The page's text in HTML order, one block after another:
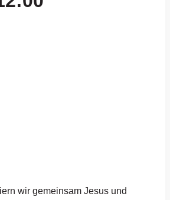
wir gemeinsam Jesus und